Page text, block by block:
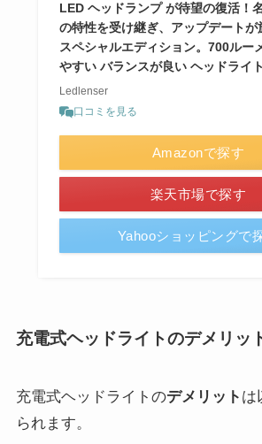
LED ヘッドランプ が待望の復活！
の特性を受け継ぎ、アップデートが
スペシャルエディション。700ルー
やすい バランスが良い ヘッドライト
Ledlenser
口コミを見る
Amazonで探す
楽天市場で探す
Yahooショッピングで
充電式ヘッドライトのデメリッ
充電式ヘッドライトのデメリット は
られます。